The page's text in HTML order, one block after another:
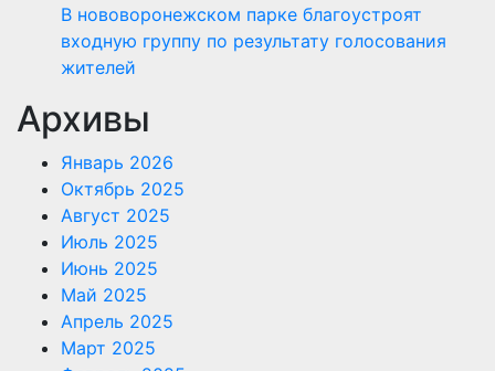
В нововоронежском парке благоустроят
входную группу по результату голосования
жителей
Архивы
Январь 2026
Октябрь 2025
Август 2025
Июль 2025
Июнь 2025
Май 2025
Апрель 2025
Март 2025